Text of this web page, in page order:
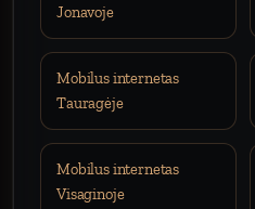
Jonavoje
Mobilus internetas
Tauragėje
Mobilus internetas
Visaginoje